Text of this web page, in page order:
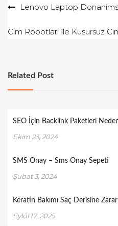
YazıLenovo Laptop
Cim Robotlari İle Kusursuz
Related Post
SEO İçin Backlink Paketleri
Ekim 23, 2024
SMS Onay – Sms Onay Sepeti
Şubat 3, 2024
Keratin Bakımı Saç Derisine
Eylül 17, 2025